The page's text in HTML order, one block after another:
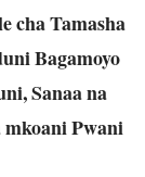
cha Tamasha
Bagamoyo
Sanaa na
Pwani